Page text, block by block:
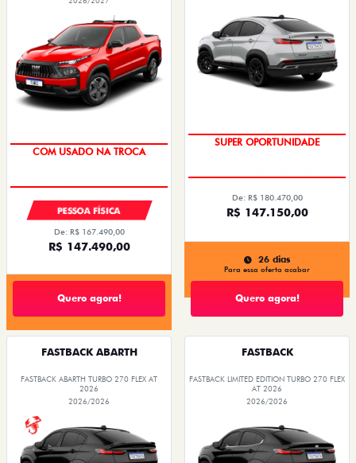
COM USADO NA TROCA
PESSOA FÍSICA
De: R$ 167.490,00
R$ 147.490,00
Quero agora!
SUPER OPORTUNIDADE
De: R$ 180.470,00
R$ 147.150,00
26 dias
Para essa oferta acabar
Quero agora!
FASTBACK ABARTH
FASTBACK ABARTH TURBO 270 FLEX AT
2026
2026/2026
FASTBACK
FASTBACK LIMITED EDITION TURBO 270 FLEX
AT 2026
2026/2026